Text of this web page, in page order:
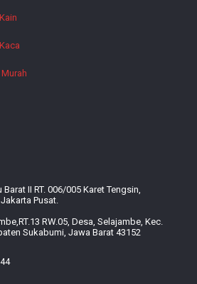
Barat II RT. 006/005 Karet Tengsin,
Pusat.
RW.05, Desa, Selajambe, Kec.
Sukabumi, Jawa Barat 43152